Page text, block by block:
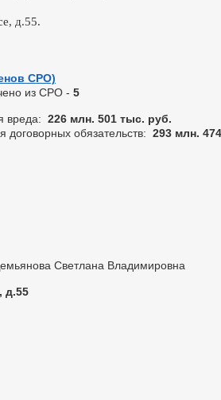
д.55.
СРО)
из СРО - 5
вреда: 226 млн. 501 тыс. руб.
обязательств: 293 млн. 474
Светлана Владимировна
д.55